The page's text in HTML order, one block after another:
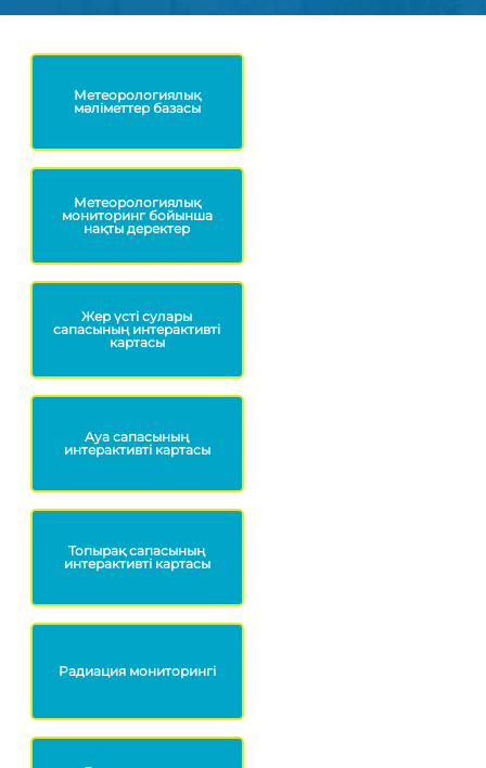
Ауа сапасының
интерактивті картасы
Жер үсті сулары
сапасының интерактивті
картасы
Метеорологиялық
мониторинг бойынша
нақты деректер
Метеорологиялық
мәліметтер базасы
Радиация мониторингі
Топырақ сапасының
интерактивті картасы